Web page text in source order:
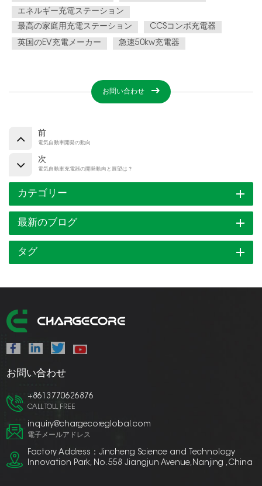
エネルギー充電ステーション
最高の家庭用充電ステーション
CCSコンボ充電器
英国のEV充電メーカー
急速50kw充電器
お問い合わせ
前
電気自動車開発の動向
次
電気自動車充電器の開発動向と展望は？
カテゴリー
最新のブログ
タグ
お問い合わせ
+8613770626876
CALL TOLL FREE
inquiry@chargecoreglobal.com
電子メールアドレス
Factory Address：Jincheng Science and Technology
Innovation Park, No. 558 Jiangjun Avenue,Nanjing ,China